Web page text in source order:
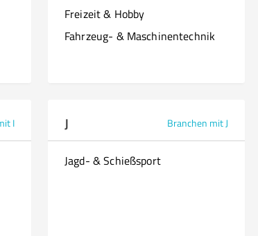
Freizeit & Hobby
Fahrzeug- & Maschinentechnik
I J Branchen mit J
Jagd- & Schießsport